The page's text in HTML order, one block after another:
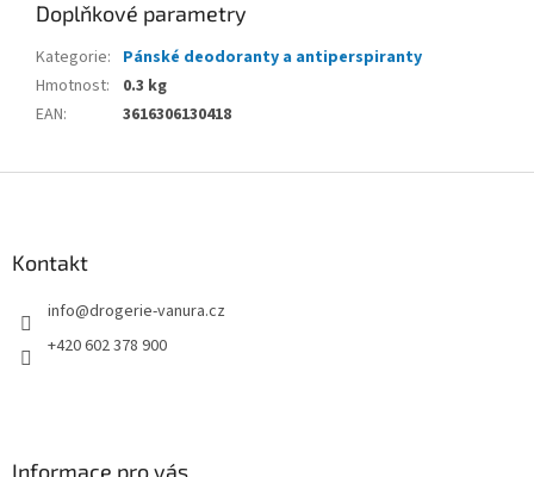
Doplňkové parametry
Kategorie: Pánské deodoranty a antiperspiranty
Hmotnost:
0.3 kg
EAN: 3616306130418
Kontakt
info@drogerie-vanura.cz
+420 602 378 900
Informace pro vás